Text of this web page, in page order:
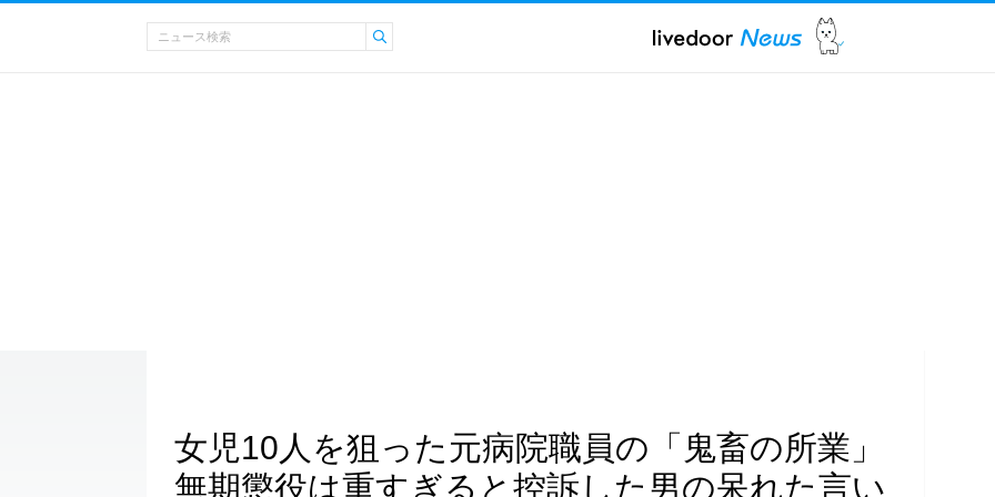
女児10人を狙った元病院職員の「鬼畜の所業」
無期懲役は重すぎると控訴した男の呆れた言い